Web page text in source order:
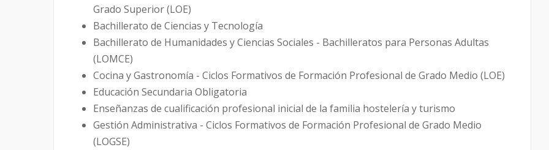
Grado Superior (LOE)
Bachillerato de Ciencias y Tecnología
Bachillerato de Humanidades y Ciencias Sociales - Bachilleratos para Personas Adultas
(LOMCE)
Cocina y Gastronomía - Ciclos Formativos de Formación Profesional de Grado Medio (LOE)
Educación Secundaria Obligatoria
Enseñanzas de cualificación profesional inicial de la familia hostelería y turismo
Gestión Administrativa - Ciclos Formativos de Formación Profesional de Grado Medio
(LOGSE)